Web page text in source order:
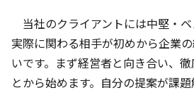
当社のクライアントには中堅・ベ
実際に関わる相手が初めから企業
いです。まず経営者と向き合い、
とから始めます。自分の提案が課